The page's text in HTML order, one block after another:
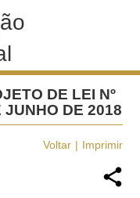
DE LEI Nº
JUNHO DE 2018
Voltar Imprimir